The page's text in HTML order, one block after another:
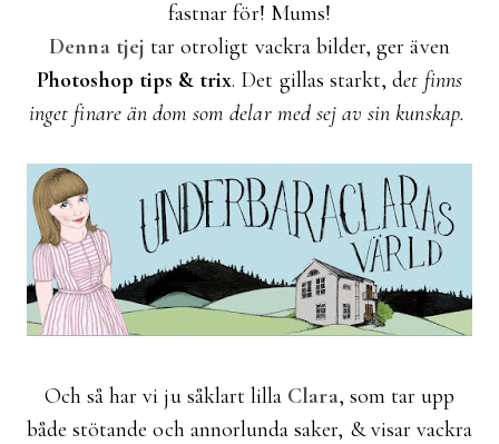
fastnar för! Mums!
Denna tjej tar otroligt vackra bilder, ger även
Photoshop tips & trix. Det gillas starkt, det finns
inget finare än dom som delar med sej av sin kunskap.
Och så har vi ju såklart lilla Clara, som tar upp
både stötande och annorlunda saker, & visar vackra